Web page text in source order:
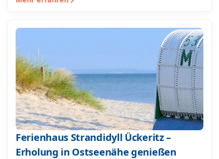
Ferienhaus Strandidyll Ückeritz –
Erholung in Ostseenähe genießen